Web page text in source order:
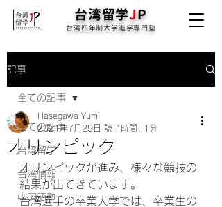
台湾留学JP
台湾四年制大学進学専門塾
記事
全ての記事
台湾留学
台湾情報
中国語塾
全ての記事
オリンピック
Hasegawa Yumi
2021年7月29日 読了時間: 1分
オリンピックが進み、様々な競技の
結果が出てきています。
台湾選手の卒業大学では、卒業生の